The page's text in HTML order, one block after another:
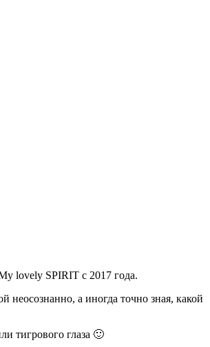
lovely SPIRIT с 2017 года.
а иногда точно зная, какой
тигрового глаза 🙂